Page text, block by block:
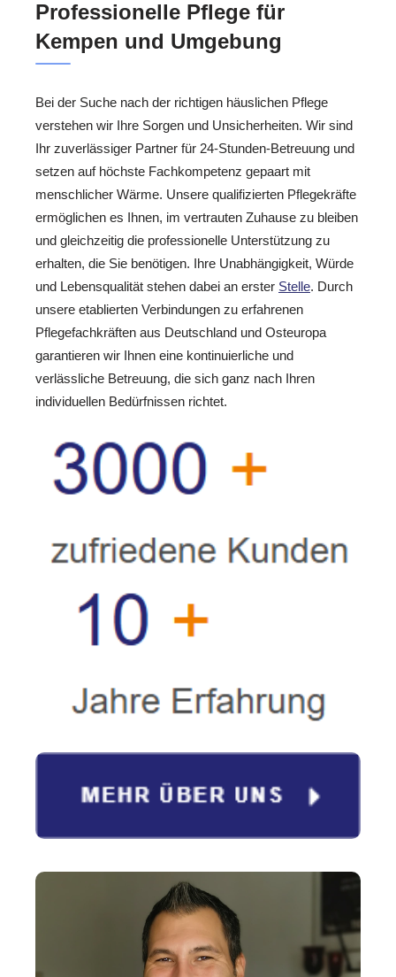
Professionelle Pflege für
Kempen und Umgebung
Bei der Suche nach der richtigen häuslichen Pflege
verstehen wir Ihre Sorgen und Unsicherheiten. Wir sind
Ihr zuverlässiger Partner für 24-Stunden-Betreuung und
setzen auf höchste Fachkompetenz gepaart mit
menschlicher Wärme. Unsere qualifizierten Pflegekräfte
ermöglichen es Ihnen, im vertrauten Zuhause zu bleiben
und gleichzeitig die professionelle Unterstützung zu
erhalten, die Sie benötigen. Ihre Unabhängigkeit, Würde
und Lebensqualität stehen dabei an erster Stelle. Durch
unsere etablierten Verbindungen zu erfahrenen
Pflegefachkräften aus Deutschland und Osteuropa
garantieren wir Ihnen eine kontinuierliche und
verlässliche Betreuung, die sich ganz nach Ihren
individuellen Bedürfnissen richtet.